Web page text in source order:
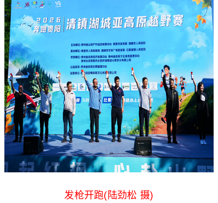
发枪开跑(陆劲松 摄)